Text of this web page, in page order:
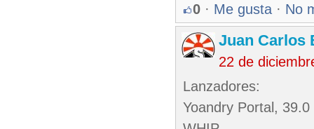
0 · Me gusta · No
Juan Carlos
22 de
Lanzadores:
Yoandry Portal,